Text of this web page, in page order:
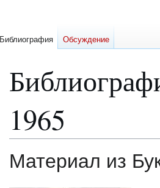
1965
Материал из
Библиография Обсуждение